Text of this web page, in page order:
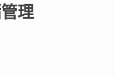
理